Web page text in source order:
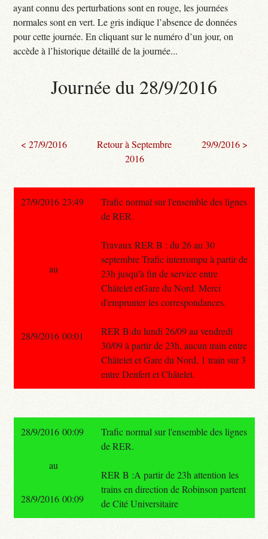
ayant connu des perturbations sont en rouge, les journées
normales sont en vert. Le gris indique l’absence de données
pour cette journée. En cliquant sur le numéro d’un jour, on
accède à l’historique détaillé de la journée...
Journée du 28/9/2016
< 27/9/2016
Retour à Septembre
2016
29/9/2016 >
27/9/2016 23:49
Trafic normal sur l'ensemble des lignes
de RER.
Travaux RER B : du 26 au 30
septembre Trafic interrompu à partir de
23h jusqu'à fin de service entre
Châtelet etGare du Nord. Merci
d'emprunter les correspondances.
RER B:du lundi 26/09 au vendredi
30/09 à partir de 23h, aucun train entre
Châtelet et Gare du Nord, 1 train sur 3
entre Denfert et Châtelet.
au
28/9/2016 00:01
28/9/2016 00:09
Trafic normal sur l'ensemble des lignes
de RER.
RER B :A partir de 23h attention les
trains en direction de Robinson partent
de Cité Universitaire
au
28/9/2016 00:09